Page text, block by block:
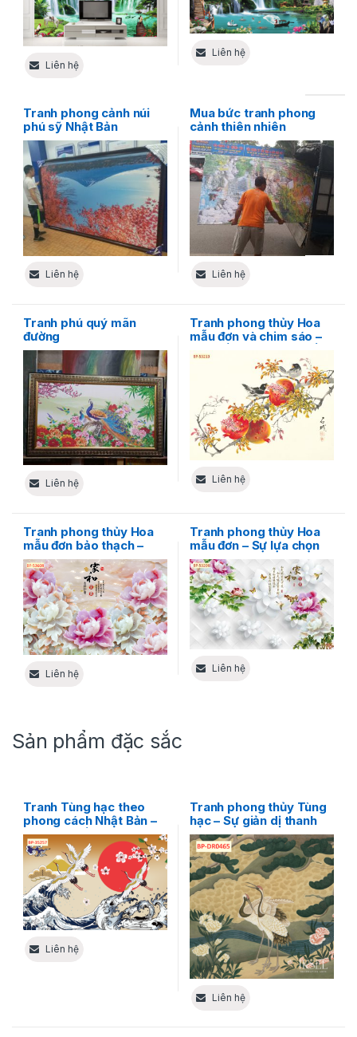
Liên hệ
Liên hệ
Tranh phong cảnh núi
phú sỹ Nhật Bản
Liên hệ
Mua bức tranh phong
cảnh thiên nhiên
Liên hệ
Tranh phú quý mãn
đường
Liên hệ
Tranh phong thủy Hoa
mẫu đơn và chim sáo –
lạ thường
Liên hệ
Tranh phong thủy Hoa
mẫu đơn bảo thạch –
Tuyệt tác không gian
sống
Liên hệ
Tranh phong thủy Hoa
mẫu đơn – Sự lựa chọn
hoàn hảo cho không
gian sống
Liên hệ
Sản phẩm đặc sắc
Tranh Tùng hạc theo
phong cách Nhật Bản –
Độc đáo đến lạ thường
Liên hệ
Tranh phong thủy Tùng
hạc – Sự giản dị thanh
cao
Liên hệ